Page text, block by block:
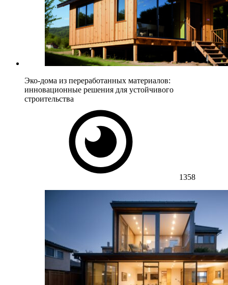
Эко-дома из переработанных материалов:
инновационные решения для устойчивого
строительства
1358